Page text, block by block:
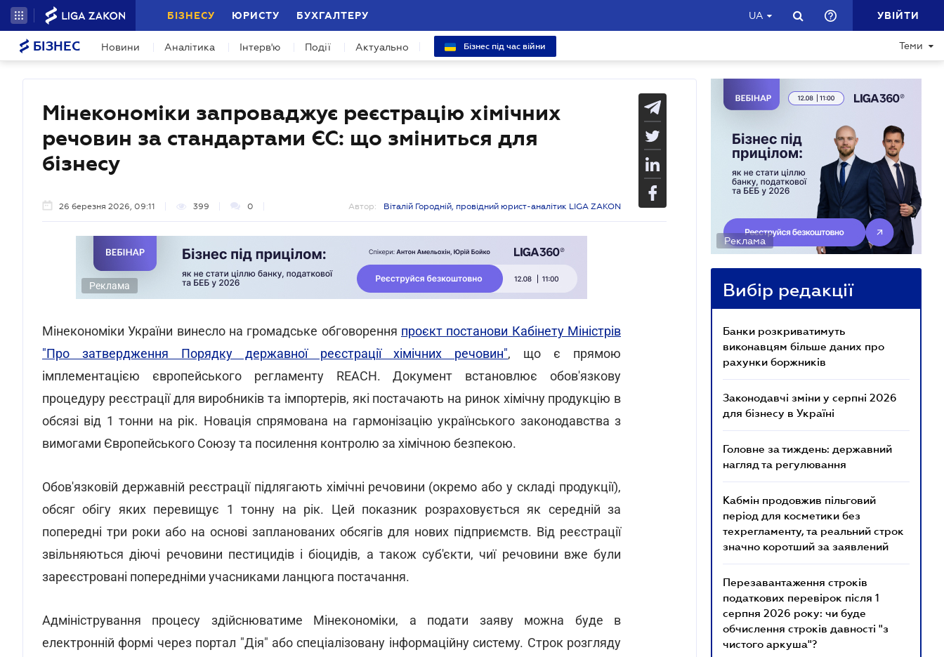
БІЗНЕСУ ЮРИСТУ БУХГАЛТЕРУ UA УВІЙТИ
БІЗНЕС Новини Аналітика Інтерв'ю Події Актуально Бізнес під час війни Теми
Мінекономіки запроваджує реєстрацію хімічних
речовин за стандартами ЄС: що зміниться для
бізнесу
26 березня 2026, 09:11 399 0 Автор: Віталій Городній, провідний юрист-аналітик LIGA ZAKON
Реклама
Мінекономіки України винесло на громадське обговорення проєкт постанови Кабінету Міністрів
"Про затвердження Порядку державної реєстрації хімічних речовин", що є прямою
імплементацією європейського регламенту REACH. Документ встановлює обов'язкову
процедуру реєстрації для виробників та імпортерів, які постачають на ринок хімічну продукцію в
обсязі від 1 тонни на рік. Новація спрямована на гармонізацію українського законодавства з
вимогами Європейського Союзу та посилення контролю за хімічною безпекою.
Обов'язковій державній реєстрації підлягають хімічні речовини (окремо або у складі продукції),
обсяг обігу яких перевищує 1 тонну на рік. Цей показник розраховується як середній за
попередні три роки або на основі запланованих обсягів для нових підприємств. Від реєстрації
звільняються діючі речовини пестицидів і біоцидів, а також суб'єкти, чиї речовини вже були
зареєстровані попередніми учасниками ланцюга постачання.
Адміністрування процесу здійснюватиме Мінекономіки, а подати заяву можна буде в
електронній формі через портал "Дія" або спеціалізовану інформаційну систему. Строк розгляду
Реклама
Вибір редакції
Банки розкриватимуть
виконавцям більше даних про
рахунки боржників
Законодавчі зміни у серпні 2026
для бізнесу в Україні
Головне за тиждень: державний
нагляд та регулювання
Кабмін продовжив пільговий
період для косметики без
техрегламенту, та реальний строк
значно коротший за заявлений
Перезавантаження строків
податкових перевірок після 1
серпня 2026 року: чи буде
обчислення строків давності "з
чистого аркуша"?